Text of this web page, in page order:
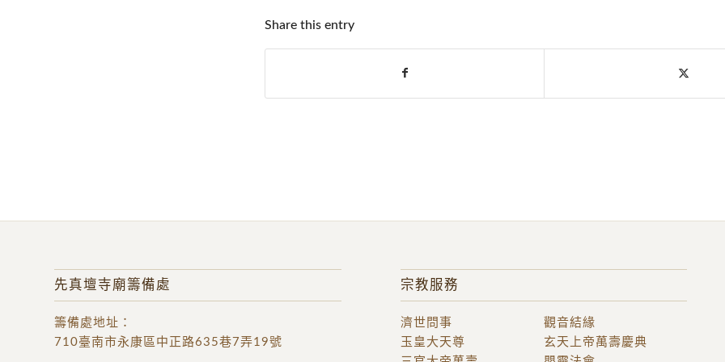
Share this entry
先真壇寺廟籌備處
籌備處地址 ：
710臺南市永康區中正路635巷7弄19號
宗教服務
濟世問事
觀音結緣
玉皇大天尊
玄天上帝萬壽慶典